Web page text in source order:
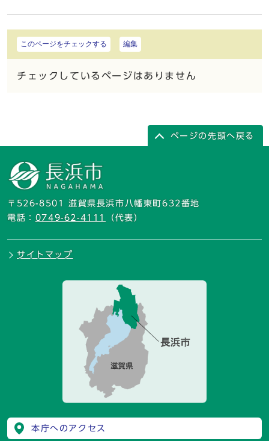
このページをチェックする 編集
チェックしているページはありません
ページの先頭へ戻る
〒526-8501 滋賀県長浜市八幡東町632番地
電話： 0749-62-4111 （代表）
サイトマップ
本庁へのアクセス